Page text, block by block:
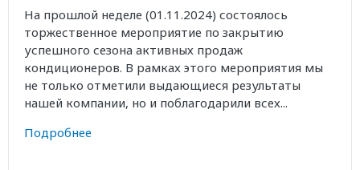
На прошлой неделе (01.11.2024) состоялось
торжественное мероприятие по закрытию
успешного сезона активных продаж
кондиционеров. В рамках этого мероприятия мы
не только отметили выдающиеся результаты
нашей компании, но и поблагодарили всех...
Подробнее